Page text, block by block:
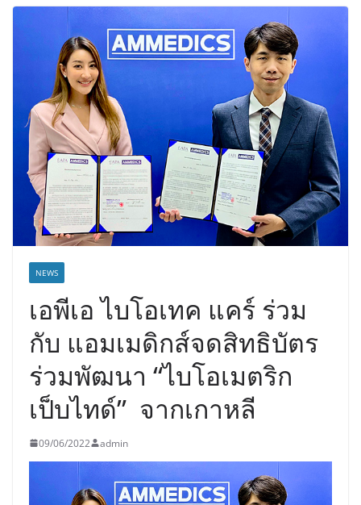
NEWS
เอพีเอ ไบโอเทค แคร์ ร่วม
กับ แอมเมดิกส์จดสิทธิบัตร
ร่วมพัฒนา “ไบโอเมตริก
เป็บไทด์” จากเกาหลี
09/06/2022 admin